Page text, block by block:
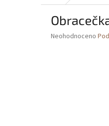
Průměrné
Neohodnoceno